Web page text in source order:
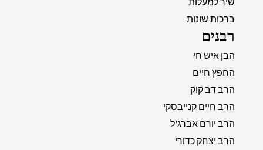
ברכות שונות
רבנים
הבן איש חי
החפץ חיים
הרב דב קוק
הרב חיים קנייבסקי
הרב יורם אברג'ל
הרב יצחק כדורי